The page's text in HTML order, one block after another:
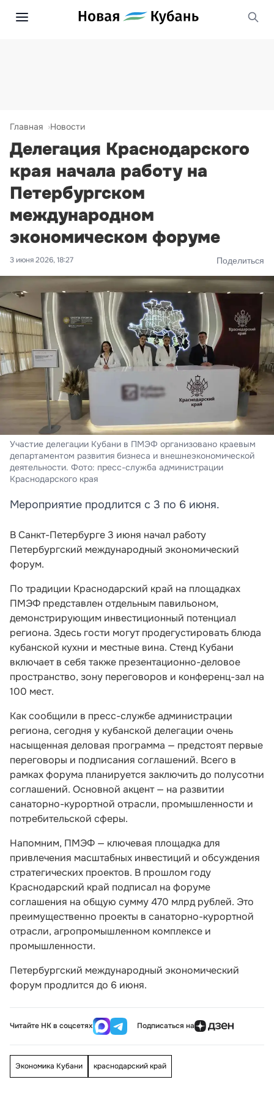
Главная Новости
Делегация Краснодарского
края начала работу на
Петербургском
международном
экономическом форуме
3 июня 2026, 18:27 Поделиться
Участие делегации Кубани в ПМЭФ организовано краевым
департаментом развития бизнеса и внешнеэкономической
деятельности. Фото: пресс-служба администрации
Краснодарского края
Мероприятие продлится с 3 по 6 июня.
В Санкт-Петербурге 3 июня начал работу
Петербургский международный экономический
форум.
По традиции Краснодарский край на площадках
ПМЭФ представлен отдельным павильоном,
демонстрирующим инвестиционный потенциал
региона. Здесь гости могут продегустировать блюда
кубанской кухни и местные вина. Стенд Кубани
включает в себя также презентационно-деловое
пространство, зону переговоров и конференц-зал на
100 мест.
Как сообщили в пресс-службе администрации
региона, сегодня у кубанской делегации очень
насыщенная деловая программа — предстоят первые
переговоры и подписания соглашений. Всего в
рамках форума планируется заключить до полусотни
соглашений. Основной акцент — на развитии
санаторно-курортной отрасли, промышленности и
потребительской сферы.
Напомним, ПМЭФ — ключевая площадка для
привлечения масштабных инвестиций и обсуждения
стратегических проектов. В прошлом году
Краснодарский край подписал на форуме
соглашения на общую сумму 470 млрд рублей. Это
преимущественно проекты в санаторно-курортной
отрасли, агропромышленном комплексе и
промышленности.
Петербургский международный экономический
форум продлится до 6 июня.
Читайте НК в соцсетях Подписаться на
Экономика Кубани краснодарский край